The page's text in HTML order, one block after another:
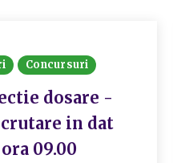
Concursuri
dosare -
in dat
09.00